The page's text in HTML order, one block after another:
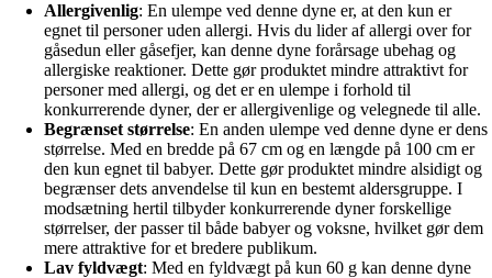
Allergivenlig: En ulempe ved denne dyne er, at den kun er
egnet til personer uden allergi. Hvis du lider af allergi over for
gåsedun eller gåsefjer, kan denne dyne forårsage ubehag og
allergiske reaktioner. Dette gør produktet mindre attraktivt for
personer med allergi, og det er en ulempe i forhold til
konkurrerende dyner, der er allergivenlige og velegnede til alle.
Begrænset størrelse: En anden ulempe ved denne dyne er dens
størrelse. Med en bredde på 67 cm og en længde på 100 cm er
den kun egnet til babyer. Dette gør produktet mindre alsidigt og
begrænser dets anvendelse til kun en bestemt aldersgruppe. I
modsætning hertil tilbyder konkurrerende dyner forskellige
størrelser, der passer til både babyer og voksne, hvilket gør dem
mere attraktive for et bredere publikum.
Lav fyldvægt: Med en fyldvægt på kun 60 g kan denne dyne